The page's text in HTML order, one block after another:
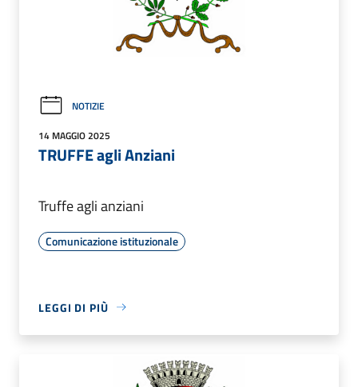
NOTIZIE
14 MAGGIO 2025
TRUFFE agli Anziani
Truffe agli anziani
Comunicazione istituzionale
LEGGI DI PIÙ